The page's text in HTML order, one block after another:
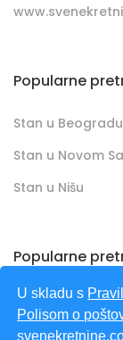
U skladu s
Polisom o
Popularne
Stan u Beogradu
Stan u Novom
Stan u Nišu
Popularne
Kuća u
Kuća u Novom